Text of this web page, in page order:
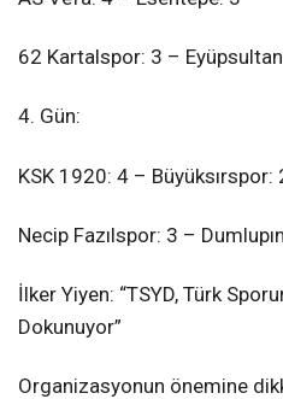
62 Kartalspor: 3 –
4. Gün:
KSK 1920: 4 – Büyüksırspor:
Necip Fazılspor: 3 –
İlker Yiyen: “TSYD, Türk
Dokunuyor”
Organizasyonun önemine